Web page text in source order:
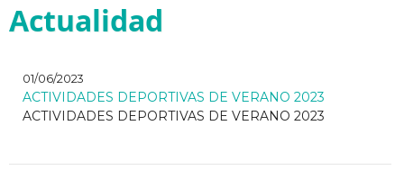
Actualidad
01/06/2023
ACTIVIDADES DEPORTIVAS DE VERANO 2023
ACTIVIDADES DEPORTIVAS DE VERANO 2023